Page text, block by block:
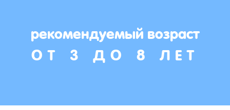
рекомендуемый возраст
ОТ 3 ДО 8 ЛЕТ